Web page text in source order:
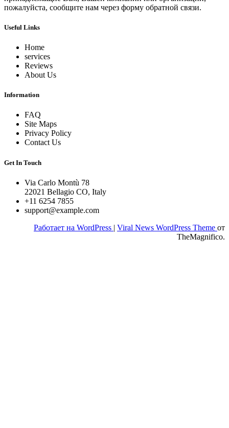
пожалуйста, сообщите нам через форму обратной связи.
Useful Links
Home
services
Reviews
About Us
Information
FAQ
Site Maps
Privacy Policy
Contact Us
Get In Touch
Via Carlo Montù 78
22021 Bellagio CO, Italy
+11 6254 7855
support@example.com
Работает на WordPress | Viral News WordPress Theme от
TheMagnifico.